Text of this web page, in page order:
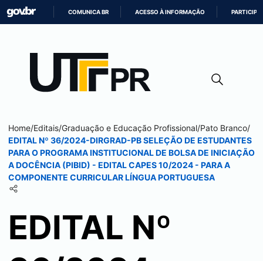
CONTEÚDO
COMUNICA BR ACESSO À INFORMAÇÃO PARTICIPE
Home/Editais/Graduação e Educação Profissional/Pato Branco/
EDITAL Nº 36/2024-DIRGRAD-PB SELEÇÃO DE ESTUDANTES
PARA O PROGRAMA INSTITUCIONAL DE BOLSA DE INICIAÇÃO
A DOCÊNCIA (PIBID) - EDITAL CAPES 10/2024 - PARA A
COMPONENTE CURRICULAR LÍNGUA PORTUGUESA
EDITAL Nº